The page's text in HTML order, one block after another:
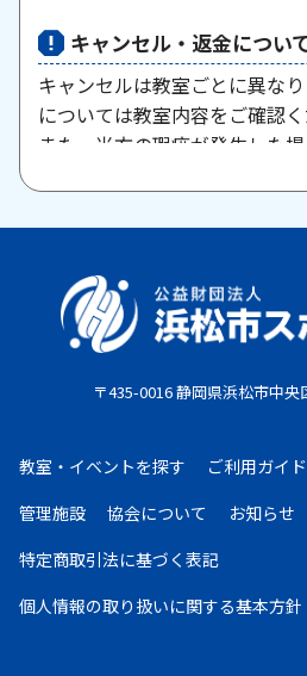
キャンセル・返金につい
キャンセルは教室ごとに異な
については教室内容をご確認く
また、当方の瑕疵が発生した
原則として、一旦納入された
としていたしません。教室期
り、医師から運動制限が出さ
ご相談ください。
・コンビニ払い：お申し込み後
み時に選択したコンビニエンス
いください。
金となります。
・現金払い：教室指定の場所(
〒435-0016 静岡県浜松市中央
教室・イベントを探す ご利用ガイド
管理施設
協会について お知らせ
特定商取引法に基づく表記
個人情報の取り扱いに関する基本方針